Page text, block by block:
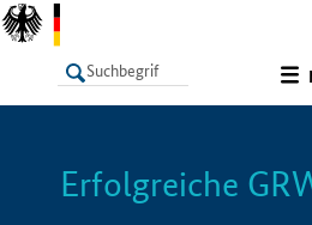
LISTE
Erfolgreiche